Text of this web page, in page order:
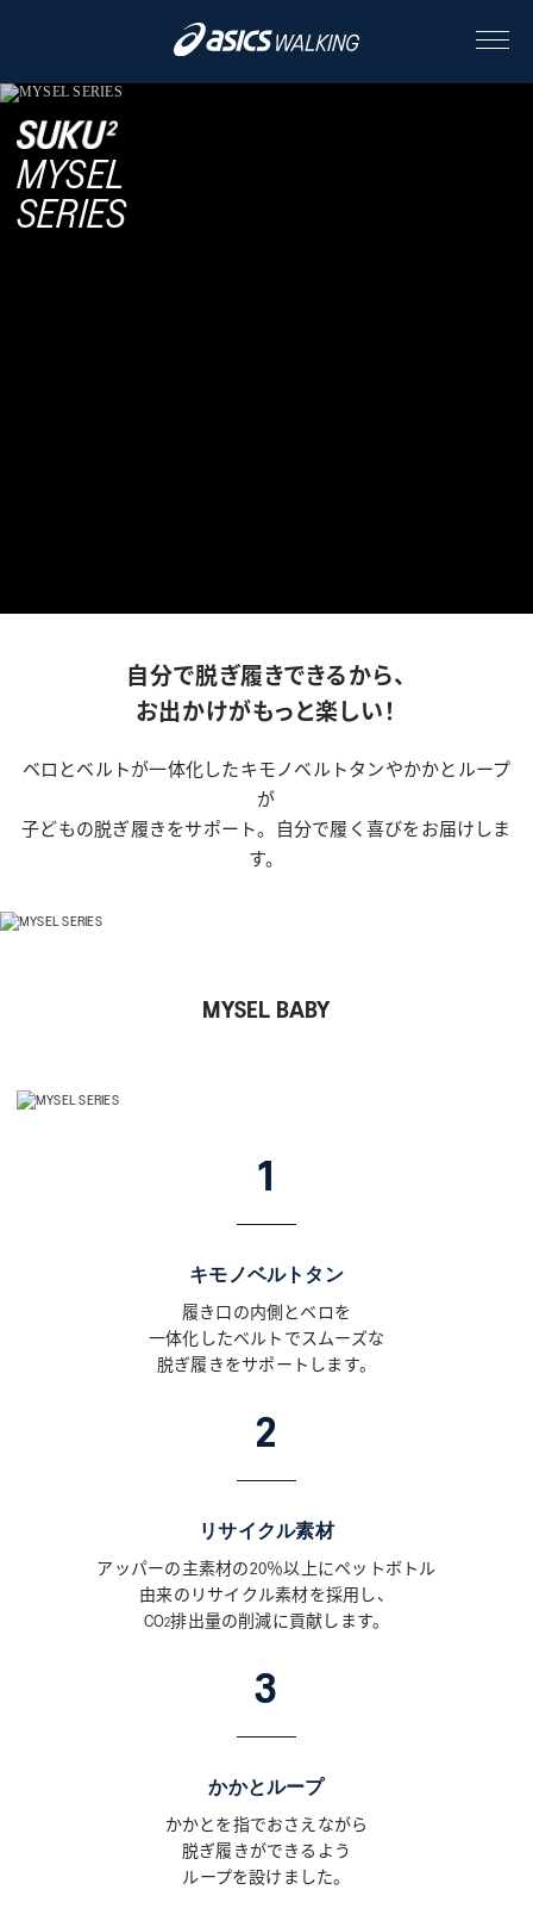
ABOUT
TECHNOLOGY
COLLECTION
ASICS KIDS SUKU²
ASICS WALKING JOURNAL
with SUKU²
MYSEL
SERIES
自分で脱ぎ履きできるから、
お出かけがもっと楽しい！
ベロとベルトが一体化したキモノベルトタンやかかとループ
が
子どもの脱ぎ履きをサポート。自分で履く喜びをお届けしま
す。
MYSEL BABY
1
キモノベルトタン
履き口の内側とベロを
一体化したベルトでスムーズな
脱ぎ履きをサポートします。
2
リサイクル素材
アッパーの主素材の20％以上にペットボトル
由来のリサイクル素材を採用し、
CO2排出量の削減に貢献します。
3
かかとループ
かかとを指でおさえながら
脱ぎ履きができるよう
ループを設けました。